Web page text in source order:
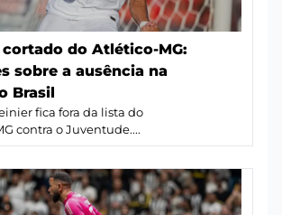
cortado do Atlético-MG:
sobre a ausência na
Brasil
fica fora da lista do
contra o Juventude....